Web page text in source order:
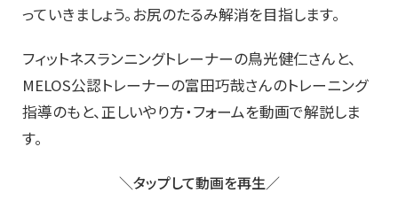
っていきましょう。お尻のたるみ解消を目指します。
フィットネスランニングトレーナーの鳥光健仁さんと、
MELOS公認トレーナーの富田巧哉さんのトレーニング
指導のもと、正しいやり方・フォームを動画で解説しま
す。
＼タップして動画を再生／